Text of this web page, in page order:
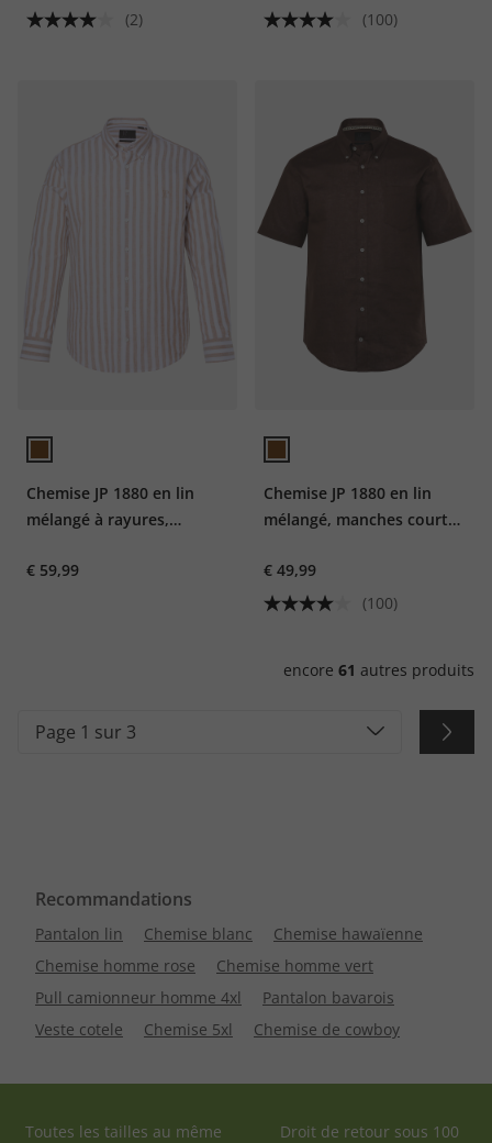
(2)
Fit - jusqu'au 8 XL
(100)
Chemise JP 1880 en lin
mélangé à rayures,
pointes boutonnées,
€ 59,99
Chemise JP 1880 en lin
mélangé, manches courtes
boutonnée, coupe Modern
Fit - jusqu'au 8 XL
€ 49,99
(100)
encore 61 autres produits
Page 1 sur 3
Recommandations
Pantalon lin Chemise blanc
Chemise hawaïenne
Chemise homme rose
Chemise homme vert
Pull camionneur homme 4xl
Pantalon bavarois
Veste cotele
Chemise 5xl Chemise de cowboy
Toutes les tailles au même
Droit de retour sous 100